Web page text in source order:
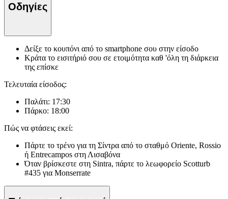
Οδηγίες
Δείξε το κουπόνι από το smartphone σου στην είσοδο
Κράτα το εισιτήριό σου σε ετοιμότητα καθ 'όλη τη διάρκεια
της επίσκε
Τελευταία είσοδος:
Παλάτι: 17:30
Πάρκο: 18:00
Πώς να φτάσεις εκεί:
Πάρτε το τρένο για τη Σίντρα από το σταθμό Oriente, Rossio
ή Entrecampos στη Λισαβόνα
Όταν βρίσκεστε στη Sintra, πάρτε το λεωφορείο Scotturb
#435 για Monserrate